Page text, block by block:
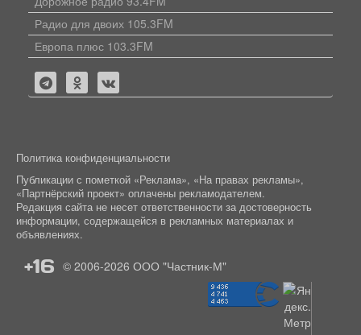
Радио для двоих 105.3FM
Европа плюс 103.3FM
Политика конфиденциальности
Публикации с пометкой «Реклама», «На правах рекламы»,
«Партнёрский проект» оплачены рекламодателем.
Редакция сайта не несет ответственности за достоверность
информации, содержащейся в рекламных материалах и
объявлениях.
+16 © 2006-2026 ООО "Частник-М"